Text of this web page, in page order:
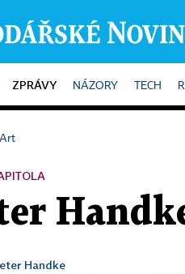
ZPRÁVY NÁZORY TECH
Art
Handke